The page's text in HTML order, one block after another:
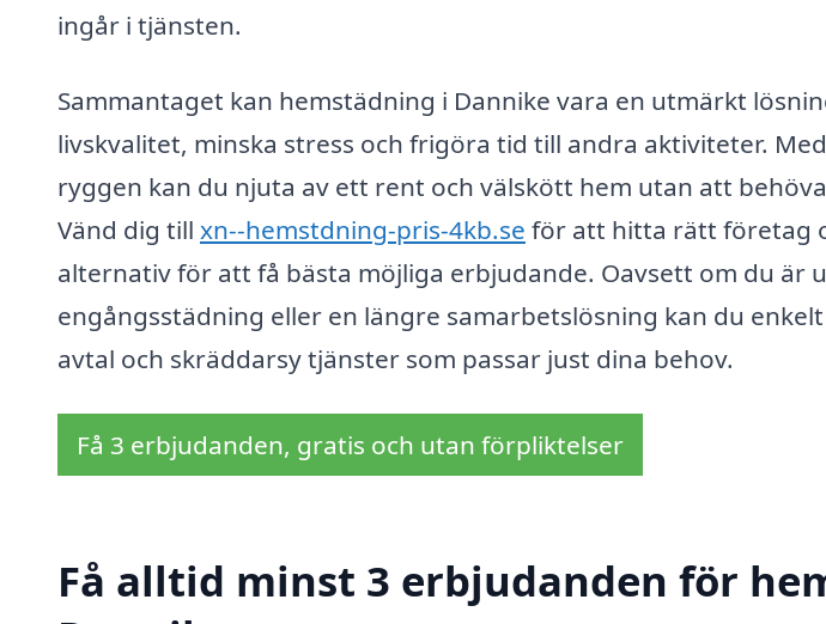
ingår i tjänsten.
Sammantaget kan hemstädning i Dannike vara en utmärkt
livskvalitet, minska stress och frigöra tid till andra aktiviteter.
ryggen kan du njuta av ett rent och välskött hem utan att
Vänd dig till xn--hemstdning-pris-4kb.se för att hitta rätt företag
alternativ för att få bästa möjliga erbjudande. Oavsett om du är
engångsstädning eller en längre samarbetslösning kan du
avtal och skräddarsy tjänster som passar just dina behov.
Få 3 erbjudanden, gratis och utan förpliktelser
Få alltid minst 3 erbjudanden för